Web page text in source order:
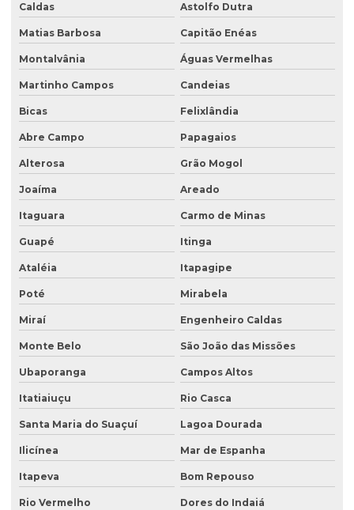
Sondagem geofísica poço artesiano
Sondagem geológica
Sondagem geotécnica
Sondagem de solo para construção
Sondagem de solo para construção civil
Sondagem de solos e rochas
Sondagem de subsolo
Sondagem de terreno para construção
Tampa para poço de monitoramento
Caldas Astolfo Dutra
Matias Barbosa Capitão Enéas
Montalvânia Águas Vermelhas
Martinho Campos Candeias
Bicas Felixlândia
Abre Campo Papagaios
Alterosa Grão Mogol
Joaíma Areado
Itaguara Carmo de Minas
Guapé Itinga
Ataléia Itapagipe
Poté Mirabela
Miraí Engenheiro Caldas
Monte Belo São João das Missões
Ubaporanga Campos Altos
Itatiaiuçu Rio Casca
Santa Maria do Suaçuí Lagoa Dourada
Ilicínea Mar de Espanha
Itapeva Bom Repouso
Rio Vermelho Dores do Indaiá